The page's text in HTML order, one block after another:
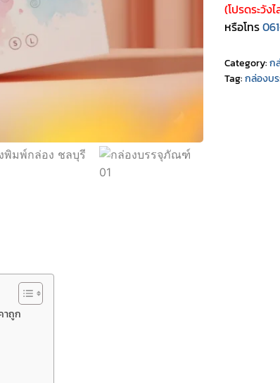
(โปรดระวั
หรือโทร
Category:ก
Tag:กล่องบ
าถูก